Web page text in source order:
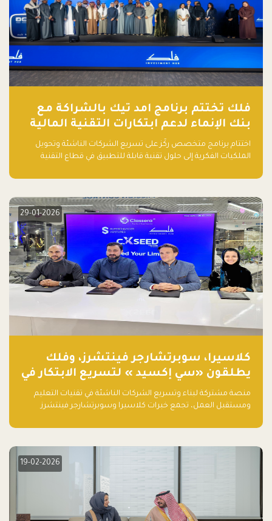
فلك تختتم برنامج امد تيك بالشراكة مع
بنك الإنماء لدعم ابتكارات التقنية المالية
اختتام برنامج متخصص ركّز على تسريع الشركات الناشئة وتحويل
الملكيات الفكرية إلى حلول تقنية قابلة للتطبيق في قطاع التقنية
29-01-2026
كلاسيرا، سوبرتشارجر فينتشرز، وفلك
يطلقون «سي إكسيد » لتسريع الابتكار في
تقنيات التعليم ومستقبل العمل
منصة مشتركة لبناء وتسريع الشركات الناشئة في تقنيات التعليم
ومستقبل العمل، تجمع خبرات كلاسيرا وسوبرتشارجر فينتشرز
العالمية.
19-02-2026